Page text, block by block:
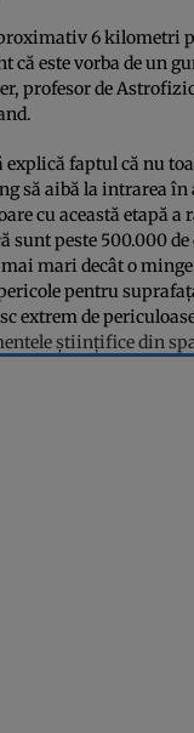
6 kilometri
că este vorba de un
profesor de
faptul că nu
să aibă la intrarea în
cu această etapă a
sunt peste 500.000
mari decât o
pentru
extrem de
științifice din